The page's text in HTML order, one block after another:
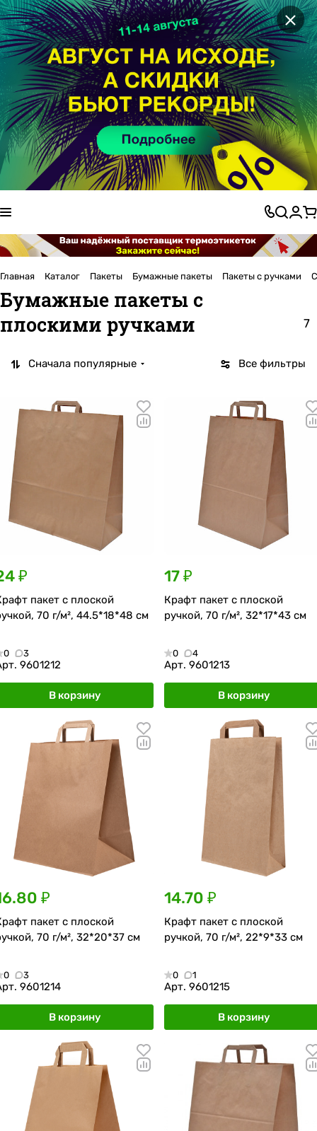
×
Главная Каталог Пакеты Бумажные пакеты Пакеты с ручками
Бумажные пакеты с
плоскими ручками
7
Все фильтры
Сначала популярные
₽
пакет с плоской
70 г/м², 44.5*18*48 см
0 3
9601212
В корзину
17 ₽
Крафт пакет с плоской
ручкой, 70 г/м², 32*17*43 см
0 4
Арт. 9601213
В корзину
₽
пакет с плоской
70 г/м², 32*20*37 см
0 3
9601214
В корзину
14.70 ₽
Крафт пакет с плоской
ручкой, 70 г/м², 22*9*33 см
0 1
Арт. 9601215
В корзину